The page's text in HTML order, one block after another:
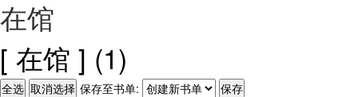
在馆
[ 在馆 ] (1)
保存至书单: